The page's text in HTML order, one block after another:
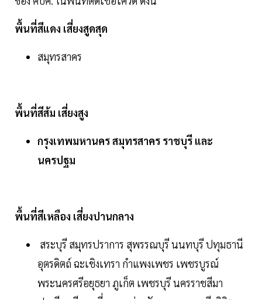
พื้นที่สีแดง เสี่ยงสูดสุด
สมุทรสาคร
พื้นที่สีส้ม เสี่ยงสูง
กรุงเทพมหานคร สมุทรสาคร ราชบุรี และ
นครปฐม
พื้นที่สีเหลือง เสี่ยงปานกลาง
สระบุรี สมุทรปราการ สุพรรณบุรี นนทบุรี ปทุมธานี
อุตรดิตถ์ ฉะเชิงเทรา กำแพงเพชร เพชรบูรณ์
พระนครศรีอยุธยา ภูเก็ต เพชรบุรี นครราชสีมา